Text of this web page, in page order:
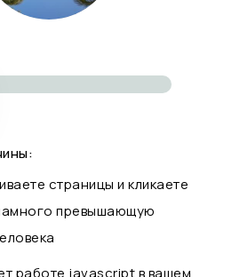
страницы и кликаете
превышающую
работе javascript в вашем